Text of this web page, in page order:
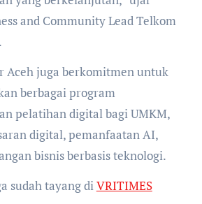
and Community Lead Telkom
Aceh juga berkomitmen untuk
berbagai program
pelatihan digital bagi UMKM,
digital, pemanfaatan AI,
bisnis berbasis teknologi.
sudah tayang di VRITIMES